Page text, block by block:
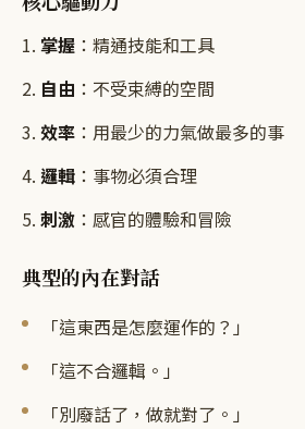
1. 掌握 ：精通技能和工具
2. 自由 ：不受束縛的空間
3. 效率 ：用最少的力氣做最多的事
4. 邏輯 ：事物必須合理
5. 刺激 ：感官的體驗和冒險
典型的內在對話
「這東西是怎麼運作的？」
「這不合邏輯。」
「別廢話了，做就對了。」